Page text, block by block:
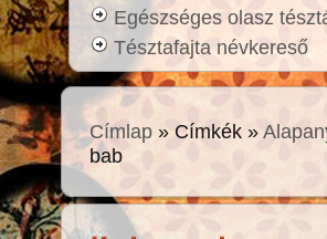
Egészséges olasz
Tésztafajta névkereső
Címlap » Címkék »
bab